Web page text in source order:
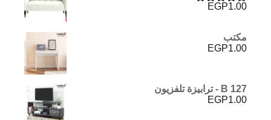
تم التقييم
EGP1.00
مكتب
EGP1.00
B 127 - ترابيزة تلفزيون
EGP1.00